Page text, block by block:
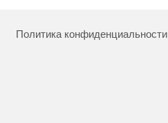
Политика конфиденциальности